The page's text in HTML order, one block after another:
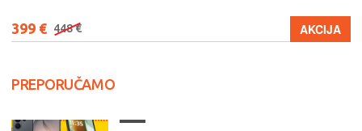
399 € 448 € AKCIJA
PREPORUČAMO